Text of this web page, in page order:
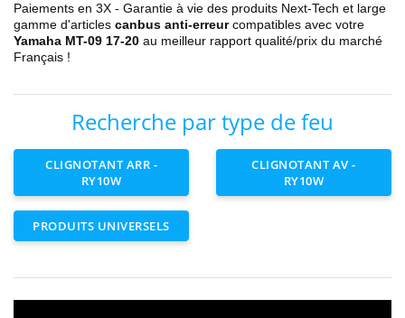
Paiements en 3X - Garantie à vie des produits Next-Tech et large
gamme d'articles canbus anti-erreurcompatibles avec votre
Yamaha MT-09 17-20 au meilleur rapport qualité/prix du marché
Français !
Recherche par type de feu
CLIGNOTANT ARR -
RY10W
CLIGNOTANT AV -
RY10W
PRODUITS UNIVERSELS